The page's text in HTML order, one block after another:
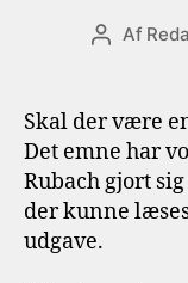
Af
Skal der være
Det emne har
Rubach gjort
der kunne
udgave.